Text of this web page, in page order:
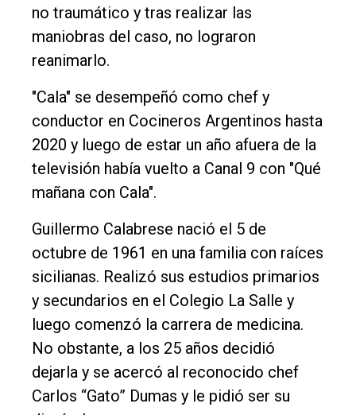
no traumático y tras realizar las
maniobras del caso, no lograron
reanimarlo.
"Cala" se desempeñó como chef y
conductor en Cocineros Argentinos hasta
2020 y luego de estar un año afuera de la
televisión había vuelto a Canal 9 con "Qué
mañana con Cala".
Guillermo Calabrese nació el 5 de
octubre de 1961 en una familia con raíces
sicilianas. Realizó sus estudios primarios
y secundarios en el Colegio La Salle y
luego comenzó la carrera de medicina.
No obstante, a los 25 años decidió
dejarla y se acercó al reconocido chef
Carlos “Gato” Dumas y le pidió ser su